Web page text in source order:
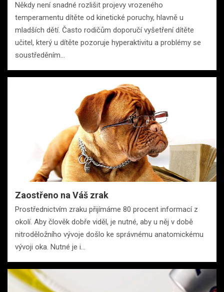
Někdy není snadné rozlišit projevy vrozeného
temperamentu dítěte od kinetické poruchy, hlavně u
mladších dětí. Často rodičům doporučí vyšetření dítěte
učitel, který u dítěte pozoruje hyperaktivitu a problémy se
soustředěním…
Zaostřeno na Váš zrak
Prostřednictvím zraku přijímáme 80 procent informací z
okolí. Aby člověk dobře viděl, je nutné, aby u něj v době
nitroděložního vývoje došlo ke správnému anatomickému
vývoji oka. Nutné je i…